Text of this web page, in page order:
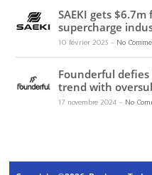
SAEKI gets
supercharge
10 février 2025- No
Founderful defies
trend with
17 novembre 2024 - No